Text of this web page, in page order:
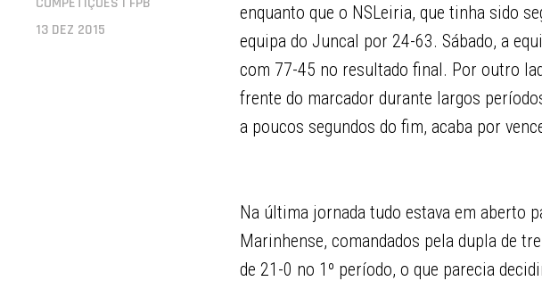
13 DEZ 2015
enquanto que o NSLeiria, que tinha sido
equipa do Juncal por 24-63. Sábado, a
com 77-45 no resultado final. Por outro
frente do marcador durante largos
a poucos segundos do fim, acaba por
Na última jornada tudo estava em aberto
Marinhense, comandados pela dupla de
de 21-0 no 1º período, o que parecia